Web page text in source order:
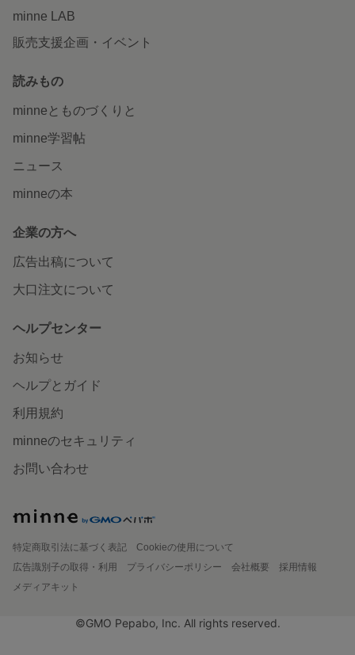
minne LAB
販売支援企画・イベント
読みもの
minneとものづくりと
minne学習帖
ニュース
minneの本
企業の方へ
広告出稿について
大口注文について
ヘルプセンター
お知らせ
ヘルプとガイド
利用規約
minneのセキュリティ
お問い合わせ
特定商取引法に基づく表記
Cookieの使用について
広告識別子の取得・利用
プライバシーポリシー 会社概要
採用情報
メディアキット
©GMO Pepabo, Inc. All rights reserved.